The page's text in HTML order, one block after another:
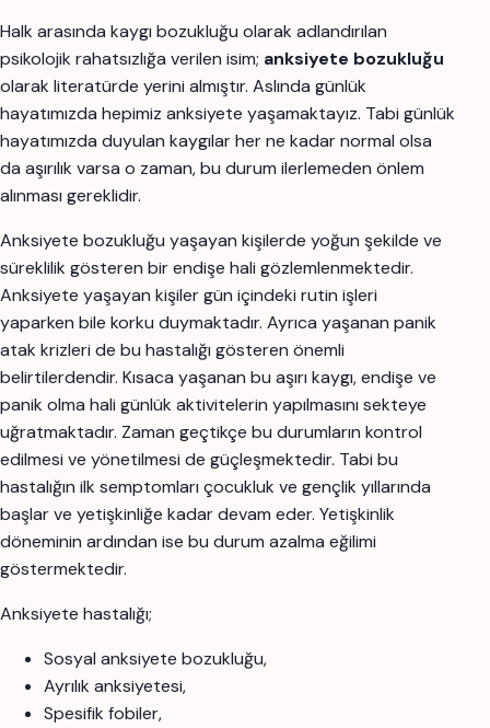
Halk arasında kaygı bozukluğu olarak adlandırılan
psikolojik rahatsızlığa verilen isim; anksiyete bozukluğu
olarak literatürde yerini almıştır. Aslında günlük
hayatımızda hepimiz anksiyete yaşamaktayız. Tabi günlük
hayatımızda duyulan kaygılar her ne kadar normal olsa
da aşırılık varsa o zaman, bu durum ilerlemeden önlem
alınması gereklidir.
Anksiyete bozukluğu yaşayan kişilerde yoğun şekilde ve
süreklilik gösteren bir endişe hali gözlemlenmektedir.
Anksiyete yaşayan kişiler gün içindeki rutin işleri
yaparken bile korku duymaktadır. Ayrıca yaşanan panik
atak krizleri de bu hastalığı gösteren önemli
belirtilerdendir. Kısaca yaşanan bu aşırı kaygı, endişe ve
panik olma hali günlük aktivitelerin yapılmasını sekteye
uğratmaktadır. Zaman geçtikçe bu durumların kontrol
edilmesi ve yönetilmesi de güçleşmektedir. Tabi bu
hastalığın ilk semptomları çocukluk ve gençlik yıllarında
başlar ve yetişkinliğe kadar devam eder. Yetişkinlik
döneminin ardından ise bu durum azalma eğilimi
göstermektedir.
Anksiyete hastalığı;
Sosyal anksiyete bozukluğu,
Ayrılık anksiyetesi,
Spesifik fobiler,